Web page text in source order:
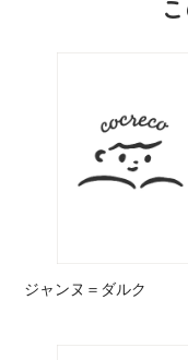
ジャンヌ＝ダルク